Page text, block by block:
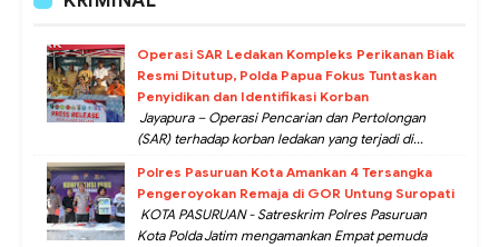
Operasi SAR Ledakan Kompleks Perikanan Biak
Resmi Ditutup, Polda Papua Fokus Tuntaskan
Penyidikan dan Identifikasi Korban
Jayapura – Operasi Pencarian dan Pertolongan
(SAR) terhadap korban ledakan yang terjadi di...
Polres Pasuruan Kota Amankan 4 Tersangka
Pengeroyokan Remaja di GOR Untung Suropati
KOTA PASURUAN - Satreskrim Polres Pasuruan
Kota Polda Jatim mengamankan Empat pemuda